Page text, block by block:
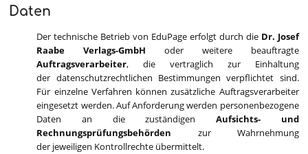
Daten
Der technische Betrieb von EduPage erfolgt durch die Dr. Josef
Raabe Verlags-GmbH oder weitere beauftragte
Auftragsverarbeiter, die vertraglich zur Einhaltung
der datenschutzrechtlichen Bestimmungen verpflichtet sind.
Für einzelne Verfahren können zusätzliche Auftragsverarbeiter
eingesetzt werden. Auf Anforderung werden personenbezogene
Daten an die zuständigenAufsichts- und
Rechnungsprüfungsbehörden zur Wahrnehmung
der jeweiligen Kontrollrechte übermittelt.